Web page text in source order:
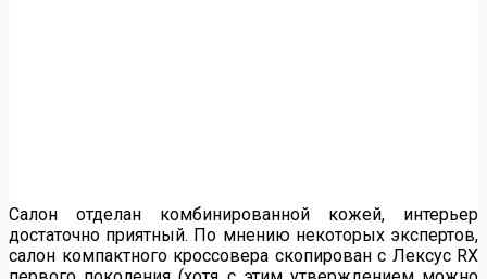
Салон отделан комбинированной кожей, интерьер
достаточно приятный. По мнению некоторых экспертов,
салон компактного кроссовера скопирован с Лексус RX